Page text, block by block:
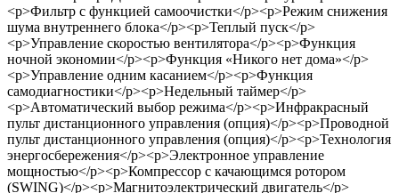
<p>Фильтр с функцией самоочистки</p><p>Режим снижения
шума внутреннего блока</p><p>Теплый пуск</p>
<p>Управление скоростью вентилятора</p><p>Функция
ночной экономии</p><p>Функция «Никого нет дома»</p>
<p>Управление одним касанием</p><p>Функция
самодиагностики</p><p>Недельный таймер</p>
<p>Автоматический выбор режима</p><p>Инфракрасный
пульт дистанционного управления (опция)</p><p>Проводной
пульт дистанционного управления (опция)</p><p>Технология
энергосбережения</p><p>Электронное управление
мощностью</p><p>Компрессор с качающимся ротором
(SWING)</p><p>Магнитоэлектрический двигатель</p>